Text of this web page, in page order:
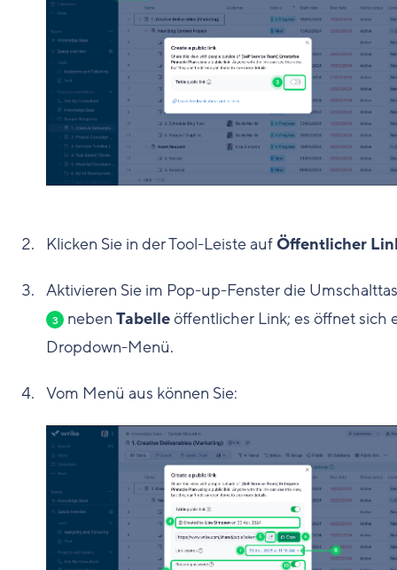
Klicken Sie in der Tool-Leiste aufÖffentlicher
Aktivieren Sie im Pop-up-Fenster die
3 neben Tabelleöffentlicher Link; es öffnet sich
Dropdown-Menü.
Vom Menü aus können Sie: